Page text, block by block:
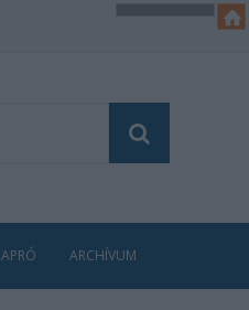
APRÓ ARCHÍVUM